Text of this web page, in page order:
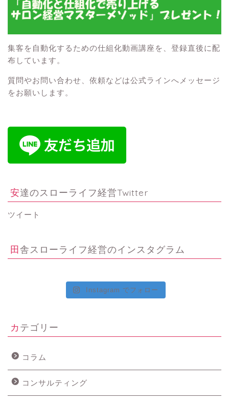
集客を自動化するための仕組化動画講座を、登録直後に配
布しています。
質問やお問い合わせ、依頼などは公式ラインへメッセージ
をお願いします。
安達のスローライフ経営Twitter
ツイート
田舎スローライフ経営のインスタグラム
Instagram でフォロー
カテゴリー
コラム
コンサルティング